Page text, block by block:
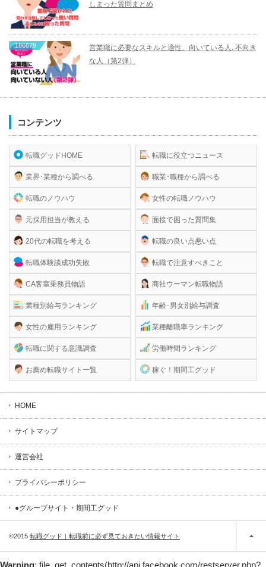
しまった質問まとめ
186679
営業職に必要なスキルと適性、向いている人､不向き
な人（第2弾）
コンテンツ
転職グッドHOME
業界･業種から調べる
転職のノウハウ
元採用担当が教える
20代の転職を考える
転職体験談成功失敗
CA客室乗務員物語
業種別給与ランキング
女性の雇用ランキング
転職に関する意識調査
お薦め転職サイト一覧
転職に役立つニュース
職業･職種から調べる
女性の転職ノウハウ
面接で困った質問集
転職の良い点悪い点
転職で注意すべきこと
商社ウーマン転職物語
年齢･男女別給与調査
業種離職率ランキング
労働時間ランキング
稼ぐ！期間工グッド
HOME
サイトマップ
運営会社
プライバシーポリシー
●グループサイト・期間工グッド
©2015 転職グッド｜転職前に必ず見ておきたい情報サイト
Warning: file_get_contents(http://api.facebook.com/restserver.php?